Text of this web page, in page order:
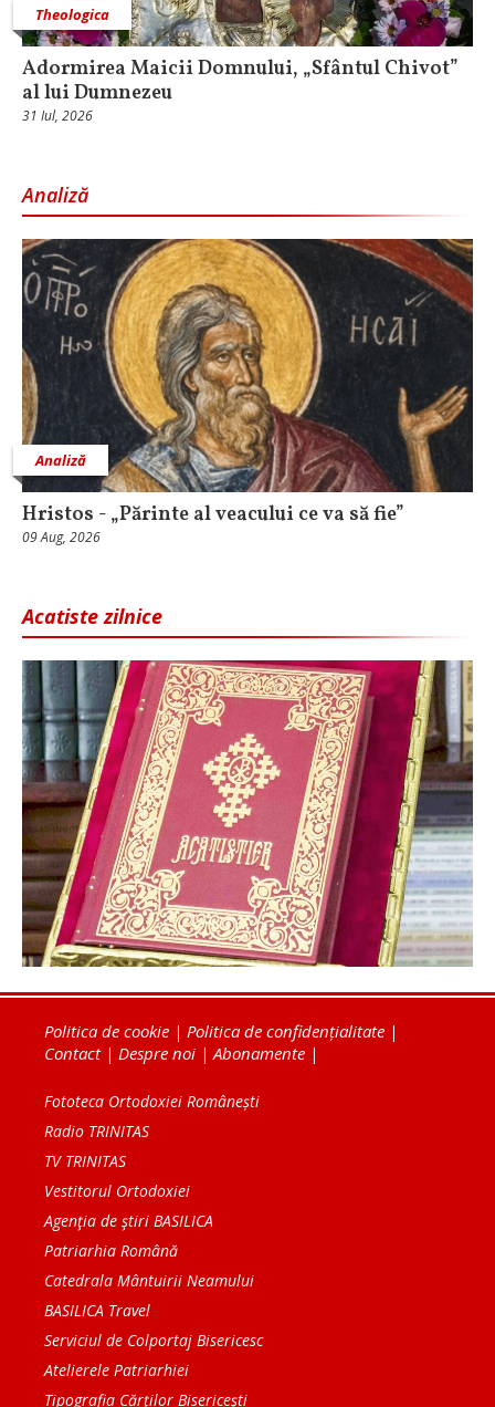
Theologica
Adormirea Maicii Domnului, „Sfântul Chivot”
al lui Dumnezeu
31 Iul, 2026
Analiză
Analiză
Hristos - „Părinte al veacului ce va să fie”
09 Aug, 2026
Acatiste zilnice
Politica de cookie | Politica de confidențialitate |
Contact| Despre noi |Abonamente |
Fototeca Ortodoxiei Românești
Radio TRINITAS
TV TRINITAS
Vestitorul Ortodoxiei
Agenţia de ştiri BASILICA
Patriarhia Română
Catedrala Mântuirii Neamului
BASILICA Travel
Serviciul de Colportaj Bisericesc
Atelierele Patriarhiei
Tipografia Cărţilor Bisericeşti